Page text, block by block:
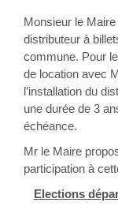
Monsieur le
distributeur à
commune. Pour
de location avec
l’installation du
une durée de 3
échéance.
Mr le Maire
participation à
Elections